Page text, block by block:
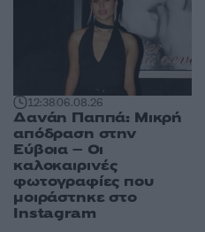
12:3806.08.26
Δανάη Παππά: Μικρή
απόδραση στην
Εύβοια – Οι
καλοκαιρινές
φωτογραφίες που
μοιράστηκε στο
Instagram